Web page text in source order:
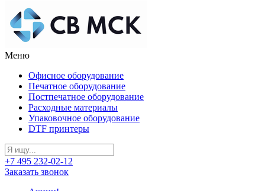
Меню
Офисное оборудование
Печатное оборудование
Постпечатное оборудование
Расходные материалы
Упаковочное оборудование
DTF принтеры
+7 495 232-02-12
Заказать звонок